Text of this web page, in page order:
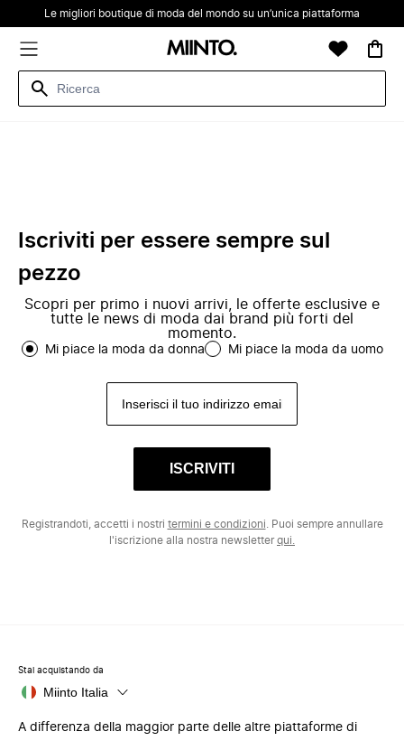
Le migliori boutique di moda del mondo su un’unica piattaforma
Iscriviti per essere sempre sul
pezzo
Scopri per primo i nuovi arrivi, le offerte esclusive e
tutte le news di moda dai brand più forti del
momento.
Mi piace la moda da donna Mi piace la moda da uomo
ISCRIVITI
Registrandoti, accetti i nostri termini e condizioni . Puoi sempre annullare
l'iscrizione alla nostra newsletterqui.
Stai acquistando da
Miinto Italia
A differenza della maggior parte delle altre piattaforme di